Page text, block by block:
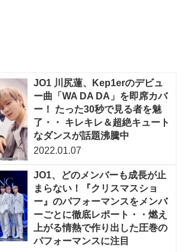
JO1 川尻蓮、Kep1erのデビュ
ー曲「WA DA DA」を即席カバ
ー！ たった30秒で見る者を魅
了・・ キレキレ＆超絶キュート
なダンスが話題沸騰中
2022.01.07
JO1、どのメンバーも成長が止
まらない！『クリスマスショ
ー』のパフォーマンスをメンバ
ーごとに徹底レポート・・燃え
上がる情熱で作り出した圧巻の
パフォーマンスに注目